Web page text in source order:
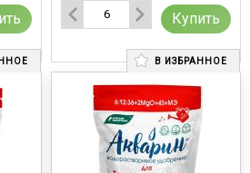
Купить
В ИЗБРАННОЕ